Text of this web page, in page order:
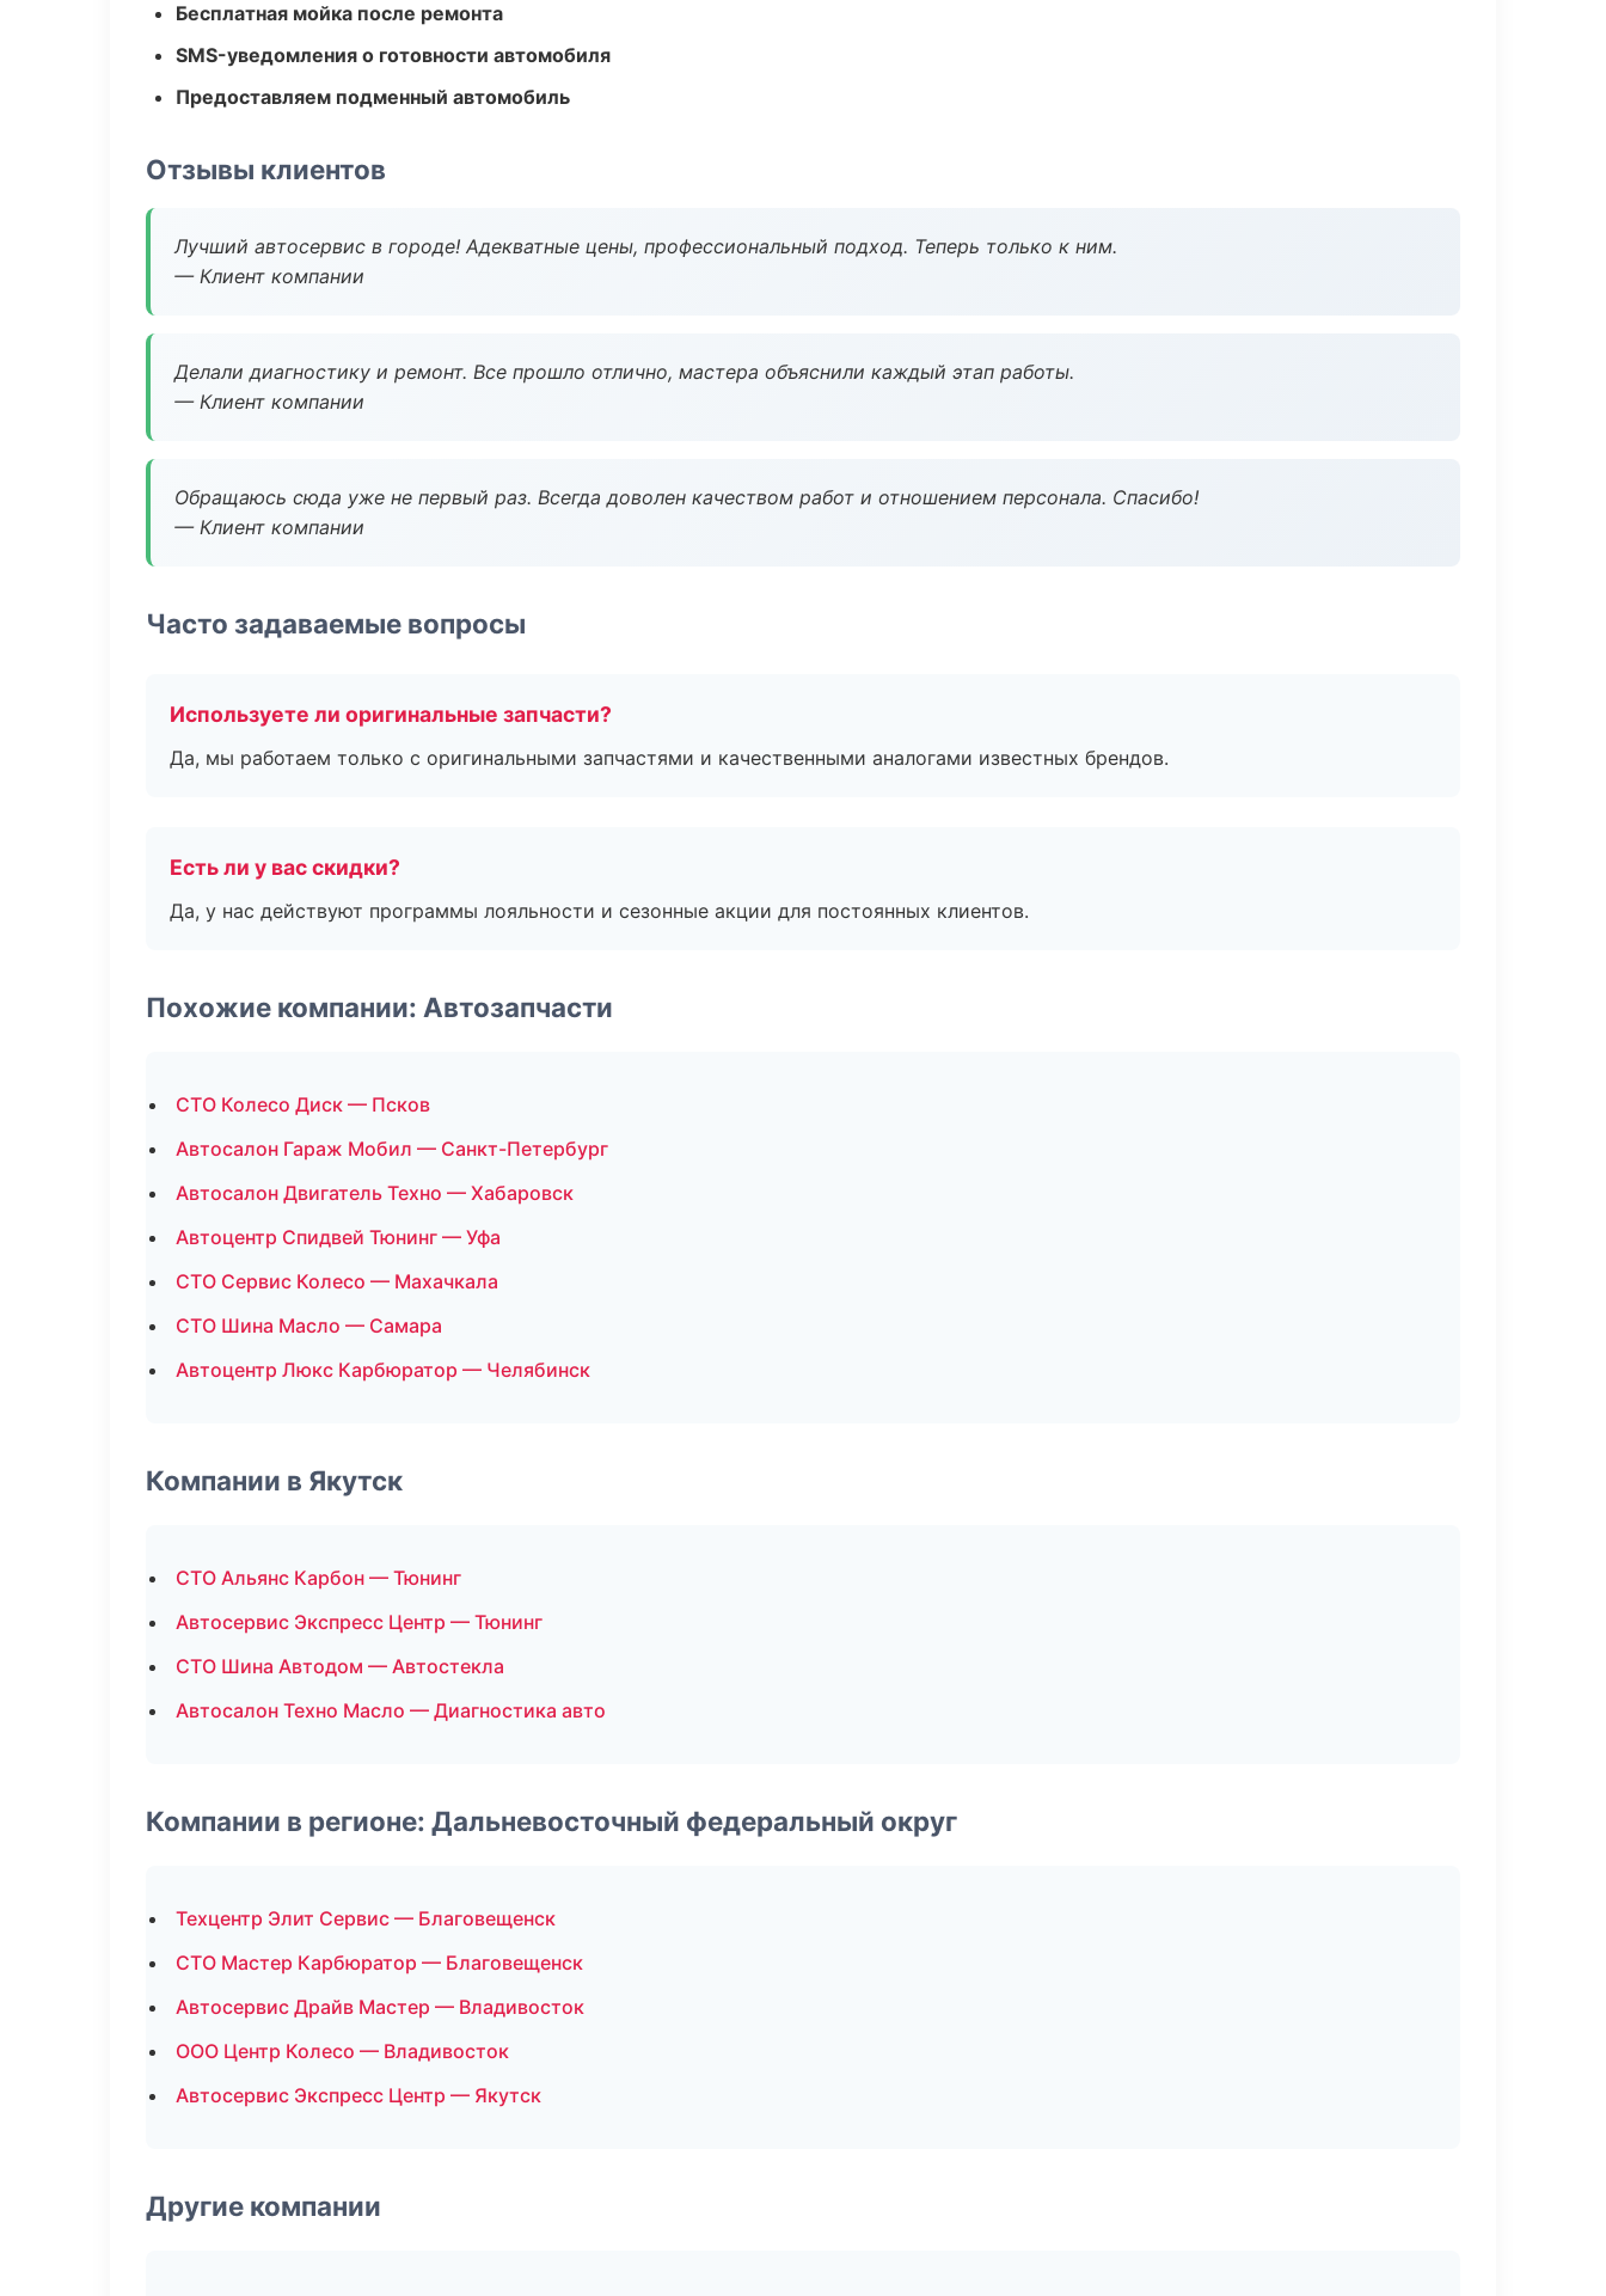
Бесплатная мойка после ремонта
SMS-уведомления о готовности автомобиля
Предоставляем подменный автомобиль
Отзывы клиентов
Лучший автосервис в городе! Адекватные цены, профессиональный подход. Теперь только к ним.
— Клиент компании
Делали диагностику и ремонт. Все прошло отлично, мастера объяснили каждый этап работы.
— Клиент компании
Обращаюсь сюда уже не первый раз. Всегда доволен качеством работ и отношением персонала. Спасибо!
— Клиент компании
Часто задаваемые вопросы
Используете ли оригинальные запчасти?
Да, мы работаем только с оригинальными запчастями и качественными аналогами известных брендов.
Есть ли у вас скидки?
Да, у нас действуют программы лояльности и сезонные акции для постоянных клиентов.
Похожие компании: Автозапчасти
СТО Колесо Диск — Псков
Автосалон Гараж Мобил — Санкт-Петербург
Автосалон Двигатель Техно — Хабаровск
Автоцентр Спидвей Тюнинг — Уфа
СТО Сервис Колесо — Махачкала
СТО Шина Масло — Самара
Автоцентр Люкс Карбюратор — Челябинск
Компании в Якутск
СТО Альянс Карбон — Тюнинг
Автосервис Экспресс Центр — Тюнинг
СТО Шина Автодом — Автостекла
Автосалон Техно Масло — Диагностика авто
Компании в регионе: Дальневосточный федеральный округ
Техцентр Элит Сервис — Благовещенск
СТО Мастер Карбюратор — Благовещенск
Автосервис Драйв Мастер — Владивосток
ООО Центр Колесо — Владивосток
Автосервис Экспресс Центр — Якутск
Другие компании